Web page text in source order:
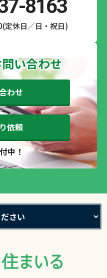
8163
定休日／日・祝日)
い合わせ
わせ
依頼
中！